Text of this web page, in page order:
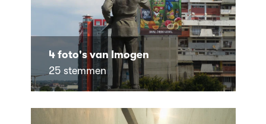
4 foto's van Imogen
25 stemmen